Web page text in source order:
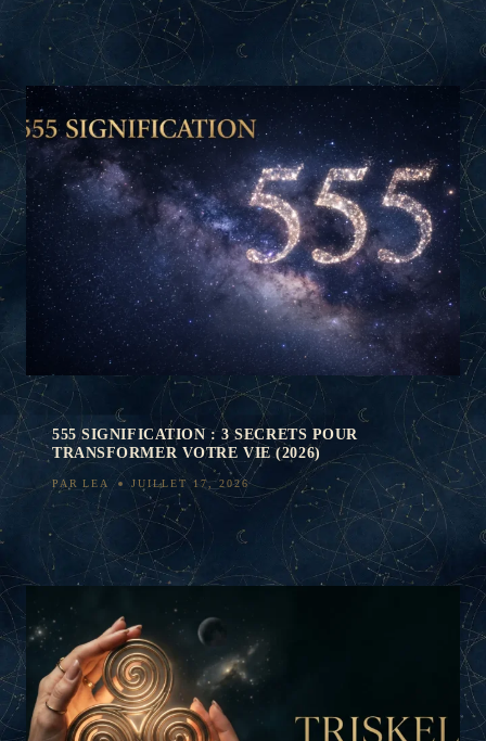
555 SIGNIFICATION : 3 SECRETS POUR
TRANSFORMER VOTRE VIE (2026)
PAR LEA JUILLET 17, 2026